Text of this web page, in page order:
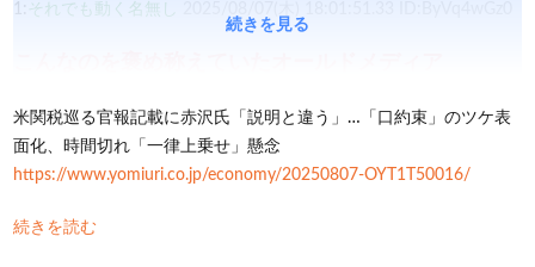
1: それでも動く名無し
米関税巡る官報記載に赤沢氏「説明と違う」…「口約束」のツケ表
面化、時間切れ「一律上乗せ」懸念
https://www.yomiuri.co.jp/economy/20250807-OYT1T50016/
続きを読む
続きを見る